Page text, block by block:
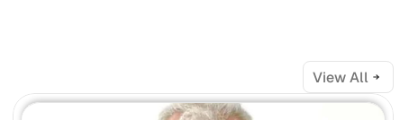
View All